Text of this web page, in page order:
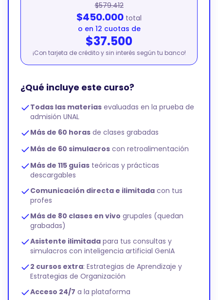
$579.412
$450.000 total
o en 12 cuotas de
$37.500
¡Con tarjeta de crédito y sin interés según tu banco!
¿Qué incluye este curso?
Todas las materias evaluadas en la prueba de
admisión UNAL
Más de 60 horas de clases grabadas
Más de 60 simulacros con retroalimentación
Más de 115 guías teóricas y prácticas
descargables
Comunicación directa e ilimitada con tus
profes
Más de 80 clases en vivo grupales (quedan
grabadas)
Asistente ilimitada para tus consultas y
simulacros con inteligencia artificial GenIA
2 cursos extra: Estrategias de Aprendizaje y
Estrategias de Organización
Acceso 24/7 a la plataforma